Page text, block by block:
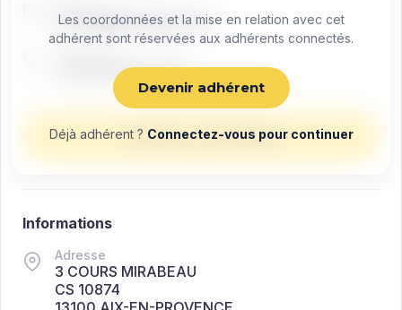
contact@exemple.com
+33 0 00 00 00 00
Envoyer un message
Les coordonnées et la mise en relation avec cet
adhérent sont réservées aux adhérents connectés.
Devenir adhérent
Déjà adhérent ? Connectez-vous pour continuer
Informations
Adresse
3 COURS MIRABEAU
CS 10874